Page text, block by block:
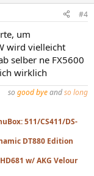
#4
um
wird vielleicht
selber ne FX5600
wirklich
so good byeandso long
511/CS411/DS-
DT880 Edition
w/ AKG Velour